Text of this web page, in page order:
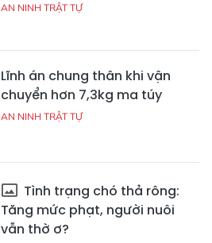
AN NINH TRẬT TỰ
Lĩnh án chung thân khi vận
chuyển hơn 7,3kg ma túy
AN NINH TRẬT TỰ
Tình trạng chó thả rông:
Tăng mức phạt, người nuôi
vẫn thờ ơ?